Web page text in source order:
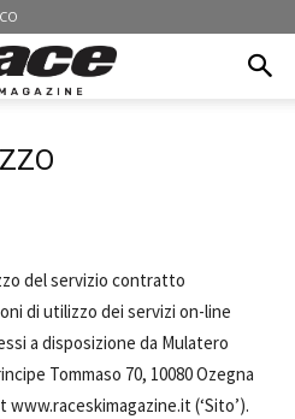
del servizio contratto
di utilizzo dei servizi on-line
a disposizione da Mulatero
Tommaso 70, 10080 Ozegna
(‘Sito’).